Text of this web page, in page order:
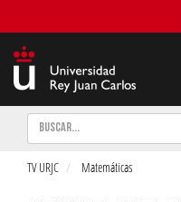
Buscar
TV URJC Matemáticas